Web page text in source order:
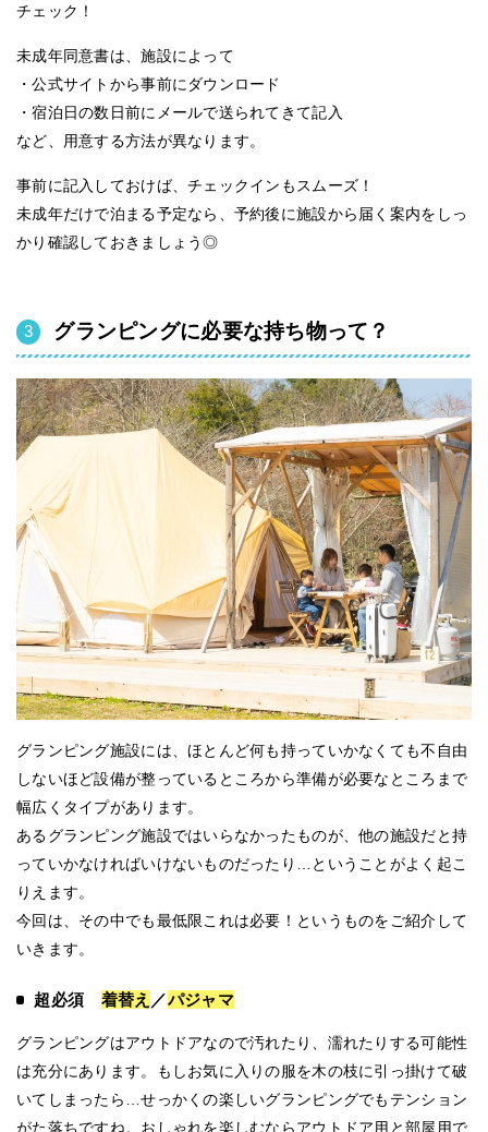
チェック！
未成年同意書は、施設によって
・公式サイトから事前にダウンロード
・宿泊日の数日前にメールで送られてきて記入
など、用意する方法が異なります。
事前に記入しておけば、チェックインもスムーズ！
未成年だけで泊まる予定なら、予約後に施設から届く案内をしっ
かり確認しておきましょう◎
グランピングに必要な持ち物って？
グランピング施設には、ほとんど何も持っていかなくても不自由
しないほど設備が整っているところから準備が必要なところまで
幅広くタイプがあります。
あるグランピング施設ではいらなかったものが、他の施設だと持
っていかなければいけないものだったり…ということがよく起こ
りえます。
今回は、その中でも最低限これは必要！というものをご紹介して
いきます。
超必須 着替え ／パジャマ
グランピングはアウトドアなので汚れたり、濡れたりする可能性
は充分にあります。もしお気に入りの服を木の枝に引っ掛けて破
いてしまったら…せっかくの楽しいグランピングでもテンション
がた落ちですね。おしゃれを楽しむならアウトドア用と部屋用で